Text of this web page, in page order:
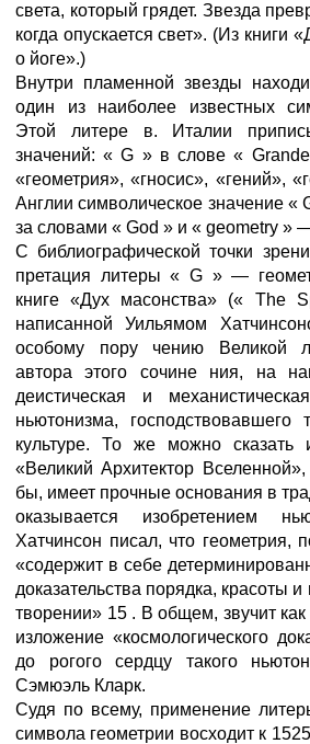
света, который грядет. Звезда
когда опускается свет». (Из книги
о йоге».)
Внутри пламенной звезды
один из наиболее известных
Этой литере в. Италии
значений: « G » в слове «
«геометрия», «гносис», «гений»,
Англии символическое значение «
за словами « God » и « geometry »
С библиографической точки
претация литеры « G » —
книге «Дух масонства» (« The
написанной Уильямом
особому пору чению Великой
автора этого сочине ния, на
деистическая и
ньютонизма, господствовавшего
культуре. То же можно
«Великий Архитектор
бы, имеет прочные основания в
оказывается изобретением
Хатчинсон писал, что геометрия,
«содержит в себе
доказательства порядка, красоты
творении» 15 . В общем, звучит
изложение «космологического
до рогого сердцу такого
Сэмюэль Кларк.
Судя по всему, применение
символа геометрии восходит к